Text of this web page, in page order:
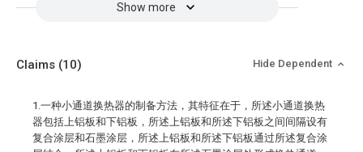
Show more
Claims (10) Hide Dependent
1.一种小通道换热器的制备方法，其特征在于，所述小通道换热
器包括上铝板和下铝板，所述上铝板和所述下铝板之间间隔设有
复合涂层和石墨涂层，所述上铝板和所述下铝板通过所述复合涂